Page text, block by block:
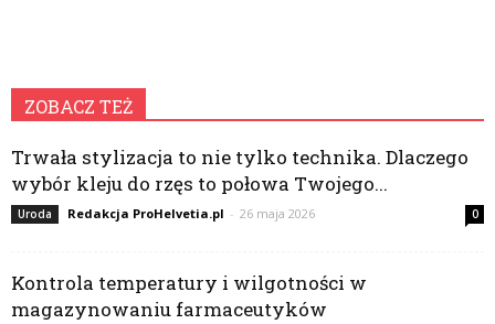
ZOBACZ TEŻ
Trwała stylizacja to nie tylko technika. Dlaczego
wybór kleju do rzęs to połowa Twojego...
Uroda Redakcja ProHelvetia.pl - 26 maja 2026 0
Kontrola temperatury i wilgotności w
magazynowaniu farmaceutyków